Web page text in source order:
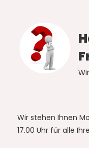
Wir stehen Ihnen
17.00 Uhr für alle